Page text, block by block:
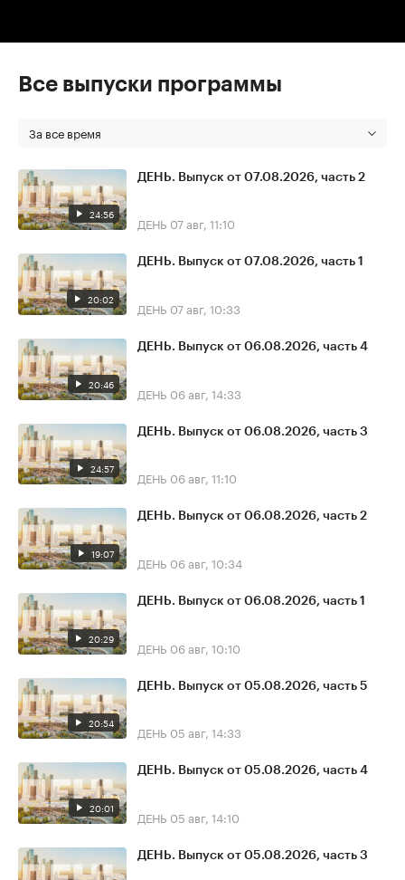
Все выпуски программы
За все время
24:56
ДЕНЬ. Выпуск от 07.08.2026, часть 2
ДЕНЬ 07 авг, 11:10
20:02
ДЕНЬ. Выпуск от 07.08.2026, часть 1
ДЕНЬ 07 авг, 10:33
20:46
ДЕНЬ. Выпуск от 06.08.2026, часть 4
ДЕНЬ 06 авг, 14:33
24:57
ДЕНЬ. Выпуск от 06.08.2026, часть 3
ДЕНЬ 06 авг, 11:10
19:07
ДЕНЬ. Выпуск от 06.08.2026, часть 2
ДЕНЬ 06 авг, 10:34
20:29
ДЕНЬ. Выпуск от 06.08.2026, часть 1
ДЕНЬ 06 авг, 10:10
20:54
ДЕНЬ. Выпуск от 05.08.2026, часть 5
ДЕНЬ 05 авг, 14:33
20:01
ДЕНЬ. Выпуск от 05.08.2026, часть 4
ДЕНЬ 05 авг, 14:10
ДЕНЬ. Выпуск от 05.08.2026, часть 3